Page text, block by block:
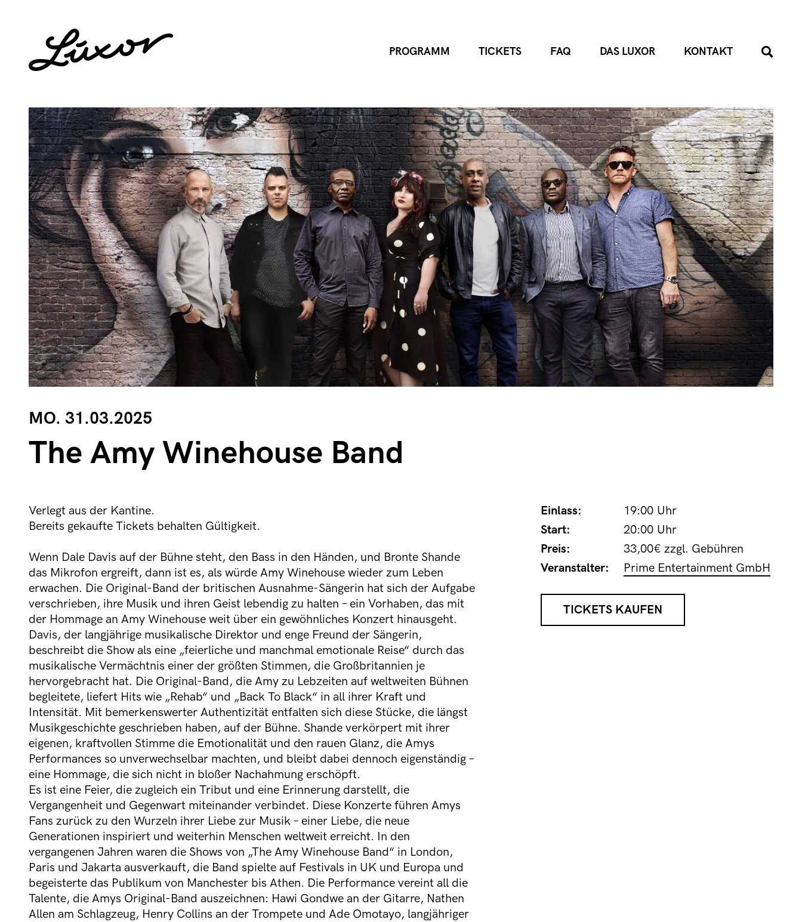
PROGRAMM TICKETS FAQ DAS LUXOR KONTAKT
MO. 31.03.2025
The Amy Winehouse Band
Einlass:
19:00 Uhr
Start:
20:00 Uhr
Preis:
33,00€ zzgl. Gebühren
Veranstalter:
Prime Entertainment GmbH
TICKETS KAUFEN
Verlegt aus der Kantine.
Bereits gekaufte Tickets behalten Gültigkeit.
Wenn Dale Davis auf der Bühne steht, den Bass in den Händen, und Bronte Shande
das Mikrofon ergreift, dann ist es, als würde Amy Winehouse wieder zum Leben
erwachen. Die Original-Band der britischen Ausnahme-Sängerin hat sich der Aufgabe
verschrieben, ihre Musik und ihren Geist lebendig zu halten – ein Vorhaben, das mit
der Hommage an Amy Winehouse weit über ein gewöhnliches Konzert hinausgeht.
Davis, der langjährige musikalische Direktor und enge Freund der Sängerin,
beschreibt die Show als eine „feierliche und manchmal emotionale Reise“ durch das
musikalische Vermächtnis einer der größten Stimmen, die Großbritannien je
hervorgebracht hat. Die Original-Band, die Amy zu Lebzeiten auf weltweiten Bühnen
begleitete, liefert Hits wie „Rehab“ und „Back To Black“ in all ihrer Kraft und
Intensität. Mit bemerkenswerter Authentizität entfalten sich diese Stücke, die längst
Musikgeschichte geschrieben haben, auf der Bühne. Shande verkörpert mit ihrer
eigenen, kraftvollen Stimme die Emotionalität und den rauen Glanz, die Amys
Performances so unverwechselbar machten, und bleibt dabei dennoch eigenständig –
eine Hommage, die sich nicht in bloßer Nachahmung erschöpft.
Es ist eine Feier, die zugleich ein Tribut und eine Erinnerung darstellt, die
Vergangenheit und Gegenwart miteinander verbindet. Diese Konzerte führen Amys
Fans zurück zu den Wurzeln ihrer Liebe zur Musik – einer Liebe, die neue
Generationen inspiriert und weiterhin Menschen weltweit erreicht. In den
vergangenen Jahren waren die Shows von „The Amy Winehouse Band“ in London,
Paris und Jakarta ausverkauft, die Band spielte auf Festivals in UK und Europa und
begeisterte das Publikum von Manchester bis Athen. Die Performance vereint all die
Talente, die Amys Original-Band auszeichnen: Hawi Gondwe an der Gitarre, Nathen
Allen am Schlagzeug, Henry Collins an der Trompete und Ade Omotayo, langjähriger